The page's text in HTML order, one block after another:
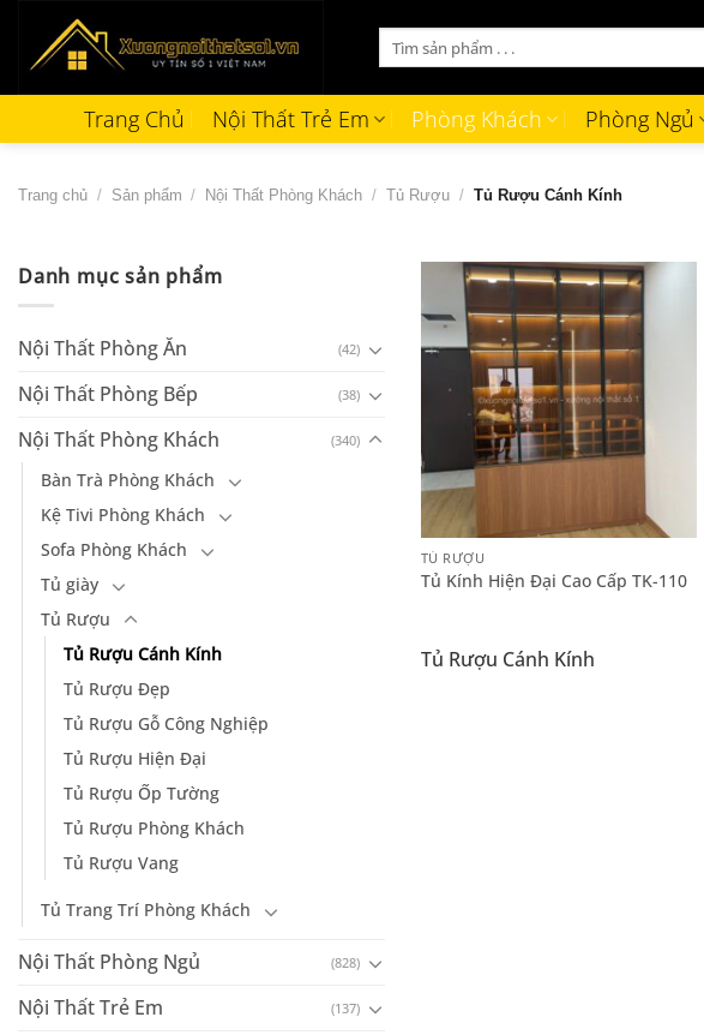
Tìm
kiếm:
Trang Chủ Nội Thất Trẻ Em Phòng Khách Phòng Ngủ
Trang chủ / Sản phẩm / Nội Thất Phòng Khách / Tủ Rượu / Tủ Rượu Cánh Kính
Danh mục sản phẩm
Nội Thất Phòng Ăn (42)
Nội Thất Phòng Bếp (38)
Nội Thất Phòng Khách (340)
Bàn Trà Phòng Khách
Kệ Tivi Phòng Khách
Sofa Phòng Khách
Tủ giày
Tủ Rượu
Tủ Rượu Cánh Kính
Tủ Rượu Đẹp
Tủ Rượu Gỗ Công Nghiệp
Tủ Rượu Hiện Đại
Tủ Rượu Ốp Tường
Tủ Rượu Phòng Khách
Tủ Rượu Vang
Tủ Trang Trí Phòng Khách
Nội Thất Phòng Ngủ (828)
Nội Thất Trẻ Em (137)
TỦ RƯỢU
Tủ Kính Hiện Đại Cao Cấp TK-110
Tủ Rượu Cánh Kính